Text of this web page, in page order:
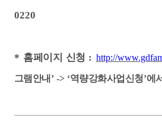
0220
* 홈페이지 신청 : http://
그램안내 ’ -> ‘역량강화사업신청’에